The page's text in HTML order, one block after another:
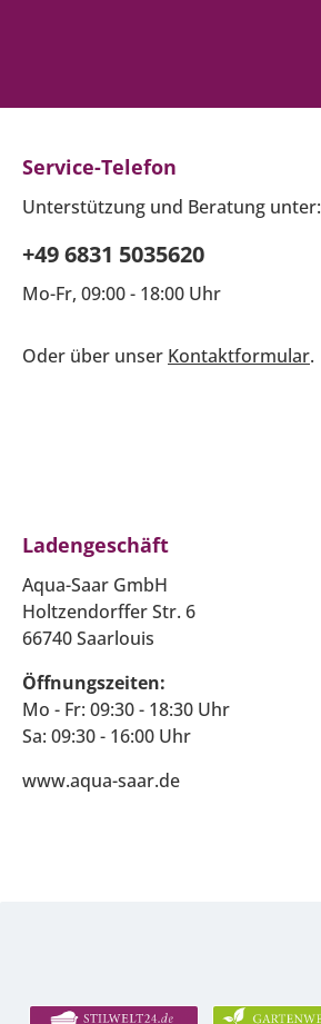
Service-Telefon
Unterstützung und Beratung unter:
+49 6831 5035620
Mo-Fr, 09:00 - 18:00 Uhr
Oder über unser Kontaktformular.
Ladengeschäft
Aqua-Saar GmbH
Holtzendorffer Str. 6
66740 Saarlouis
Öffnungszeiten:
Mo - Fr: 09:30 - 18:30 Uhr
Sa: 09:30 - 16:00 Uhr
www.aqua-saar.de